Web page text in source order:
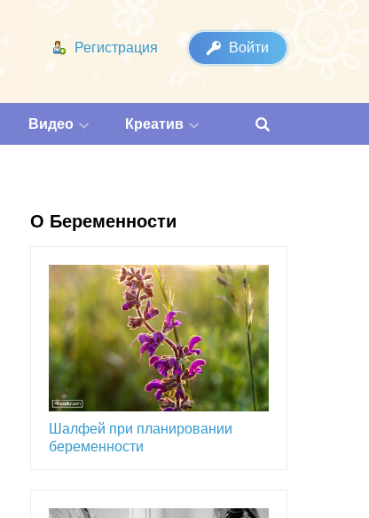
Регистрация Войти
Видео Креатив
О Беременности
Шалфей при планировании
беременности